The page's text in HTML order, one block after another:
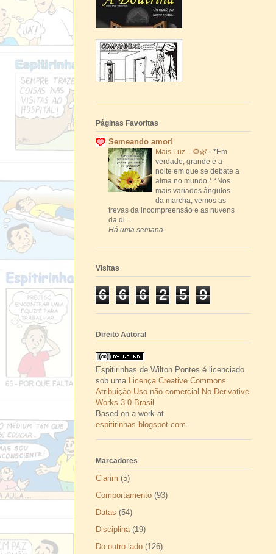
Páginas Favoritas
Semeando amor!
Mais Luz... 🌻🌿 - *Em
verdade, grande é a
noite em que se debate a
alma no mundo.* *Nos
mais variados ângulos
da marcha, vemos as
trevas da incompreensão e as nuvens
da di...
Há uma semana
Visitas
6 6 6 2 5 9
Direito Autoral
Espitirinhas de Wilton Pontes é licenciado
sob uma
Licença Creative Commons
Atribuição-Uso não-comercial-No Derivative
Works 3.0 Brasil
Based on a work at
espitirinhas.blogspot.com
Marcadores
Clarim (5)
Comportamento (93)
Datas (54)
Disciplina (19)
Do outro lado (126)